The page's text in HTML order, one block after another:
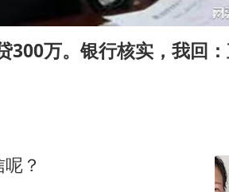
引争议 本人回应
头休假
的恋情
300万。银行核实，我回
？